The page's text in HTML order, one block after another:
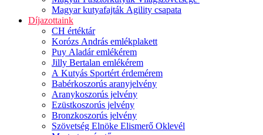
Magyar kutyafajták Agility csapata
Díjazottaink
CH értéktár
Korózs András emlékplakett
Puy Aladár emlékérem
Jilly Bertalan emlékérem
A Kutyás Sportért érdemérem
Babérkoszorús aranyjelvény
Aranykoszorús jelvény
Ezüstkoszorús jelvény
Bronzkoszorús jelvény
Szövetség Elnöke Elismerő Oklevél